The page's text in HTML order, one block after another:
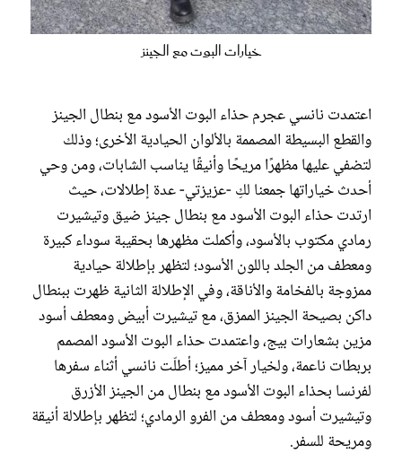
خيارات البوت مع الجينز
اعتمدت نانسي عجرم حذاء البوت الأسود مع بنطال الجينز
والقطع البسيطة المصممة بالألوان الحيادية الأخرى؛ وذلك
لتضفي عليها مظهرًا مريحًا وأنيقًا يناسب الشابات، ومن وحي
أحدث خياراتها جمعنا لكِ -عزيزتي- عدة إطلالات، حيث
ارتدت حذاء البوت الأسود مع بنطال جينز ضيق وتيشيرت
رمادي مكتوب بالأسود، وأكملت مظهرها بحقيبة سوداء كبيرة
ومعطف من الجلد باللون الأسود؛ لتظهر بإطلالة حيادية
ممزوجة بالفخامة والأناقة، وفي الإطلالة الثانية ظهرت ببنطال
داكن بصيحة الجينز الممزق، مع تيشيرت أبيض ومعطف أسود
مزين بشعارات بيج، واعتمدت حذاء البوت الأسود المصمم
بربطات ناعمة، ولخيار آخر مميز؛ أطلّت نانسي أثناء سفرها
لفرنسا بحذاء البوت الأسود مع بنطال من الجينز الأزرق
وتيشيرت أسود ومعطف من الفرو الرمادي؛ لتظهر بإطلالة أنيقة
ومريحة للسفر.